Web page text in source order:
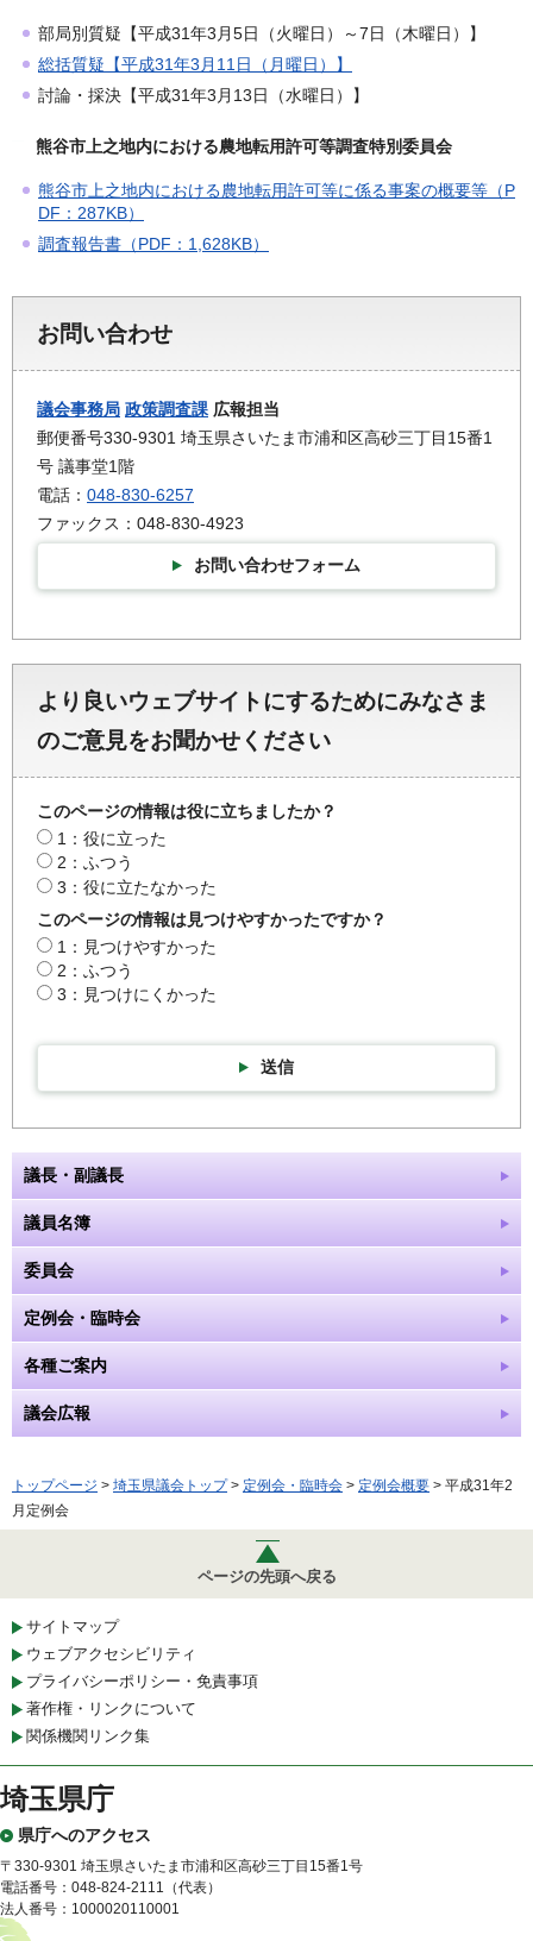
部局別質疑【平成31年3月5日（火曜日）～7日（木曜日）】
総括質疑【平成31年3月11日（月曜日）】
討論・採決【平成31年3月13日（水曜日）】
熊谷市上之地内における農地転用許可等調査特別委員会
熊谷市上之地内における農地転用許可等に係る事案の概要等（P
DF：287KB）
調査報告書（PDF：1,628KB）
お問い合わせ
議会事務局 政策調査課 広報担当
郵便番号330-9301 埼玉県さいたま市浦和区高砂三丁目15番1
号 議事堂1階
電話： 048-830-6257
ファックス：048-830-4923
お問い合わせフォーム
より良いウェブサイトにするためにみなさま
のご意見をお聞かせください
このページの情報は役に立ちましたか？
1：役に立った
2：ふつう
3：役に立たなかった
このページの情報は見つけやすかったですか？
1：見つけやすかった
2：ふつう
3：見つけにくかった
送信
議長・副議長
議員名簿
委員会
定例会・臨時会
各種ご案内
議会広報
トップページ > 埼玉県議会トップ> 定例会・臨時会 > 定例会概要 > 平成31年2
月定例会
ページの先頭へ戻る
サイトマップ
ウェブアクセシビリティ
プライバシーポリシー・免責事項
著作権・リンクについて
関係機関リンク集
埼玉県庁
県庁へのアクセス
〒330-9301 埼玉県さいたま市浦和区高砂三丁目15番1号
電話番号：048-824-2111（代表）
法人番号：1000020110001